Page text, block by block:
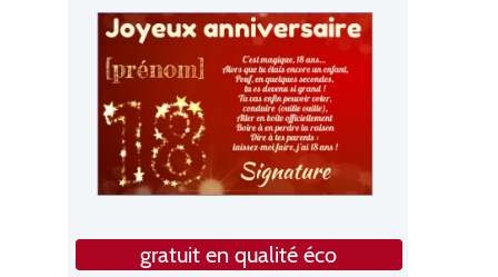
gratuit en qualité éco